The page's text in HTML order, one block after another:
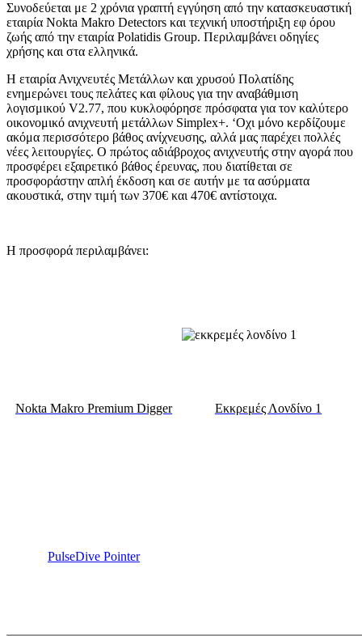
Συνοδεύεται με 2 χρόνια γραπτή εγγύηση από την κατασκευαστική
εταιρία Nokta Makro Detectors και τεχνική υποστήριξη εφ όρου
ζωής από την εταιρία Polatidis Group. Περιλαμβάνει οδηγίες
χρήσης και στα ελληνικά.
H εταιρία Ανιχνευτές Μετάλλων και χρυσού Πολατίδης
ενημερώνει τους πελάτες και φίλους για την αναβάθμιση
λογισμικού V2.77, που κυκλοφόρησε πρόσφατα για τον καλύτερο
οικονομικό ανιχνευτή μετάλλων Simplex+. ‘Oχι μόνο κερδίζουμε
ακόμα περισσότερο βάθος ανίχνευσης, αλλά μας παρέχει πολλές
νέες λειτουργίες. Ο πρώτος αδιάβροχος ανιχνευτής στην αγορά που
προσφέρει εξαιρετικό βάθος έρευνας, που διατίθεται σε
προσφοράστην απλή έκδοση και σε αυτήν με τα ασύρματα
ακουστικά, στην τιμή των 370€ και 470€ αντίστοιχα.
Η προσφορά περιλαμβάνει:
Nokta Makro Premium Digger Εκκρεμές Λονδίνο 1
PulseDive Pointer